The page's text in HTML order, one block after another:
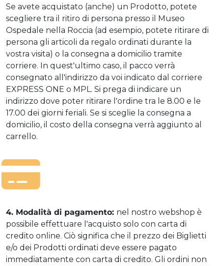
Se avete acquistato (anche) un Prodotto, potete
scegliere tra il ritiro di persona presso il Museo
Ospedale nella Roccia (ad esempio, potete ritirare di
persona gli articoli da regalo ordinati durante la
vostra visita) o la consegna a domicilio tramite
corriere. In quest'ultimo caso, il pacco verrà
consegnato all'indirizzo da voi indicato dal corriere
EXPRESS ONE o MPL. Si prega di indicare un
indirizzo dove poter ritirare l'ordine tra le 8.00 e le
17.00 dei giorni feriali. Se si sceglie la consegna a
domicilio, il costo della consegna verrà aggiunto al
carrello.
4. Modalità di pagamento: nel nostro webshop è
possibile effettuare l'acquisto solo con carta di
credito online. Ciò significa che il prezzo dei Biglietti
e/o dei Prodotti ordinati deve essere pagato
immediatamente con carta di credito. Gli ordini non